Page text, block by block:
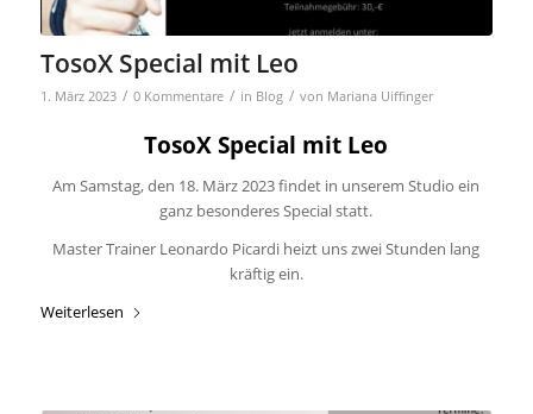
TosoX Special mit Leo
1. März 2023 / 0 Kommentare / in Blog / von Mariana Uiffinger
TosoX Special mit Leo
Am Samstag, den 18. März 2023 findet in unserem Studio ein
ganz besonderes Special statt.
Master Trainer Leonardo Picardi heizt uns zwei Stunden lang
kräftig ein.
Weiterlesen